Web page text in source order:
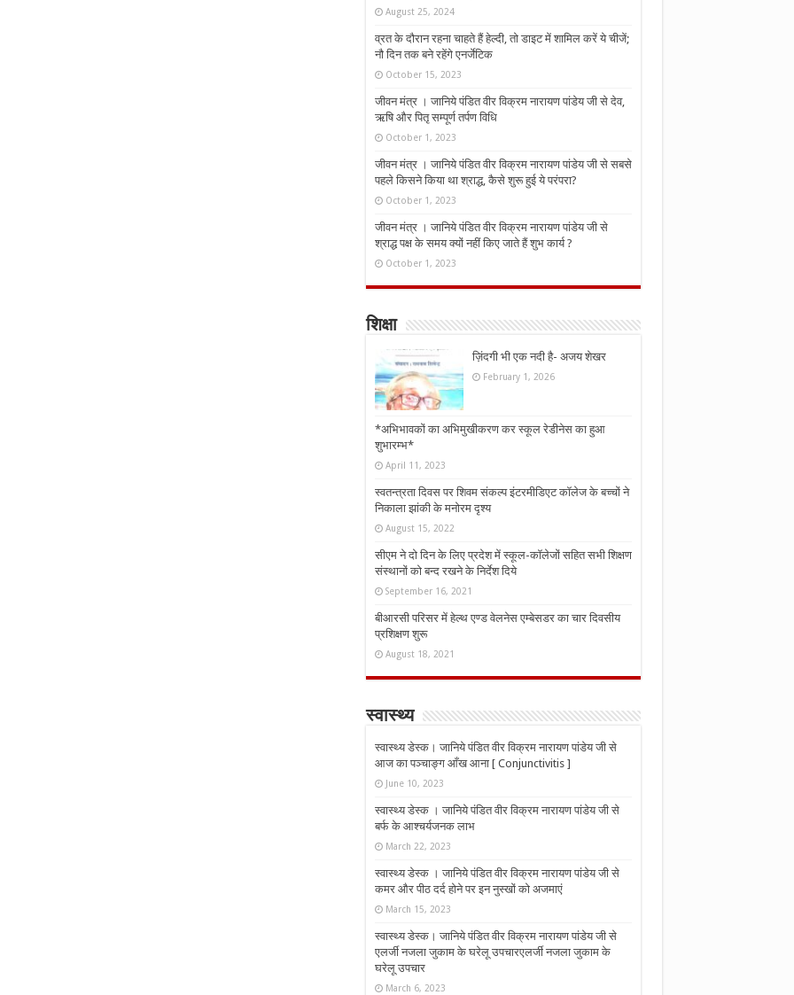
August 25, 2024
व्रत के दौरान रहना चाहते हैं हेल्दी, तो डाइट में शामिल करें ये चीजें;
नौ दिन तक बने रहेंगे एनर्जेटिक
October 15, 2023
जीवन मंत्र । जानिये पंडित वीर विक्रम नारायण पांडेय जी से देव,
ऋषि और पितृ सम्पूर्ण तर्पण विधि
October 1, 2023
जीवन मंत्र । जानिये पंडित वीर विक्रम नारायण पांडेय जी से सबसे
पहले किसने किया था श्राद्ध, कैसे शुरू हुई ये परंपरा?
October 1, 2023
जीवन मंत्र । जानिये पंडित वीर विक्रम नारायण पांडेय जी से
श्राद्ध पक्ष के समय क्यों नहीं किए जाते हैं शुभ कार्य ?
October 1, 2023
शिक्षा
ज़िंदगी भी एक नदी है- अजय शेखर
February 1, 2026
*अभिभावकों का अभिमुखीकरण कर स्कूल रेडीनेस का हुआ
शुभारम्भ*
April 11, 2023
स्वतन्त्रता दिवस पर शिवम संकल्प इंटरमीडिएट कॉलेज के बच्चों ने
निकाला झांकी के मनोरम दृश्य
August 15, 2022
सीएम ने दो दिन के लिए प्रदेश में स्कूल-कॉलेजों सहित सभी शिक्षण
संस्थानों को बन्द रखने के निर्देश दिये
September 16, 2021
बीआरसी परिसर में हेल्थ एण्ड वेलनेस एम्बेसडर का चार दिवसीय
प्रशिक्षण शुरू
August 18, 2021
स्वास्थ्य
स्वास्थ्य डेस्क। जानिये पंडित वीर विक्रम नारायण पांडेय जी से
आज का पञ्चाङ्ग आँख आना [ Conjunctivitis ]
June 10, 2023
स्वास्थ्य डेस्क । जानिये पंडित वीर विक्रम नारायण पांडेय जी से
बर्फ के आश्चर्यजनक लाभ
March 22, 2023
स्वास्थ्य डेस्क । जानिये पंडित वीर विक्रम नारायण पांडेय जी से
कमर और पीठ दर्द होने पर इन नुस्‍खों को अजमाएं
March 15, 2023
स्वास्थ्य डेस्क। जानिये पंडित वीर विक्रम नारायण पांडेय जी से
एलर्जी नजला जुकाम के घरेलू उपचारएलर्जी नजला जुकाम के
घरेलू उपचार
March 6, 2023